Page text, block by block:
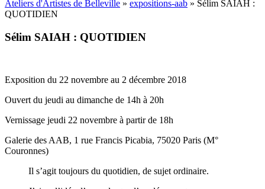
Ateliers d'Artistes de Belleville » expositions-aab » Sélim SAIAH :
QUOTIDIEN
Sélim SAIAH : QUOTIDIEN
Exposition du 22 novembre au 2 décembre 2018
Ouvert du jeudi au dimanche de 14h à 20h
Vernissage jeudi 22 novembre à partir de 18h
Galerie des AAB, 1 rue Francis Picabia, 75020 Paris (M°
Couronnes)
Il s’agit toujours du quotidien, de sujet ordinaire.